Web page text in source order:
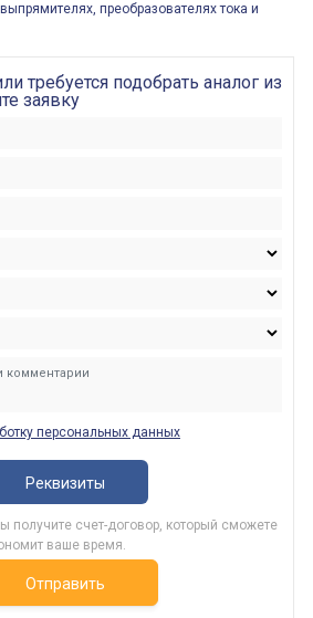
преобразователях тока и
требуется подобрать аналог из
заявку
персональных данных
Реквизиты
получите счет-договор, который сможете
ваше время.
Отправить